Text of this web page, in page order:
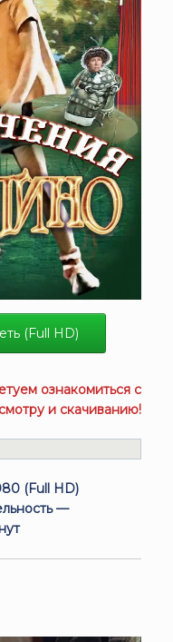
(Full HD)
ознакомиться с
и скачиванию!
(Full HD)
—